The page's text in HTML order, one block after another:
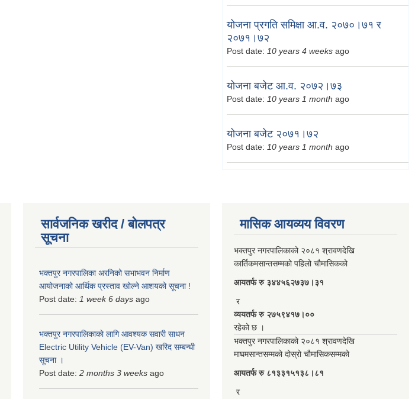
योजना प्रगति समिक्षा आ.व. २०७०।७१ र
२०७१।७२
Post date: 10 years 4 weeks ago
योजना बजेट आ.व. २०७२।७३
Post date: 10 years 1 month ago
योजना बजेट २०७१।७२
Post date: 10 years 1 month ago
सार्वजनिक खरीद / बोलपत्र
सूचना
भक्तपुर नगरपालिका अरनिको सभाभवन निर्माण
आयोजनाको आर्थिक प्रस्ताव खोल्ने आशयको सूचना !
Post date: 1 week 6 days ago
भक्तपुर नगरपालिकाकाे लागि आवश्यक सवारी साधन
Electric Utility Vehicle (EV-Van) खरिद सम्बन्धी
सूचना ।
Post date: 2 months 3 weeks ago
मासिक आयव्यय विवरण
भक्तपुर नगरपालिकाको २०८१ श्रावणदेखि
कार्तिकमसान्तसम्मको पहिलो चौमासिकको
आयतर्फ रु‌ ३४४५६२७३७।३१
र
व्ययतर्फ रु २७५९४१७।००
रहेको छ ।
भक्तपुर नगरपालिकाको २०८१ श्रावणदेखि
माघमसान्तसम्मको दोस्रो चौमासिकसम्मको
आयतर्फ रु‌ ८१३३१५१३८।८१
र